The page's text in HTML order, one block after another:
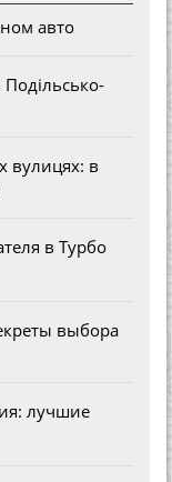
авто
Подільсько-
вулицях: в
в Турбо
выбора
лучшие